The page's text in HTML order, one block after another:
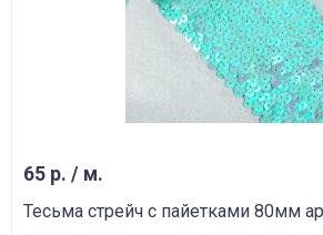
65 р. / м.
Тесьма стрейч с пайетками 80мм